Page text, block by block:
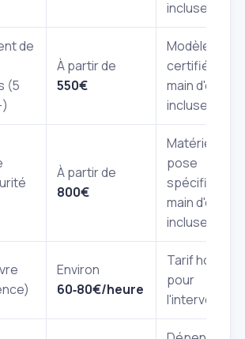
incluse.
de
(5
À partir de
550€
Modèle
certifié A2P*,
main d'œuvre
incluse.
À partir de
800€
Matériel et
pose
spécifique,
main d'œuvre
incluse.
Environ
60‑80€/heure
Tarif horaire
pour
l'intervention.